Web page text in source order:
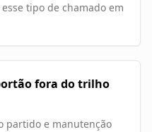
tipo de chamado em
fora do trilho
partido e manutenção